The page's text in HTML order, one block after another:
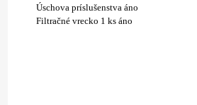
Úschova príslušenstva áno
Filtračné vrecko 1 ks áno